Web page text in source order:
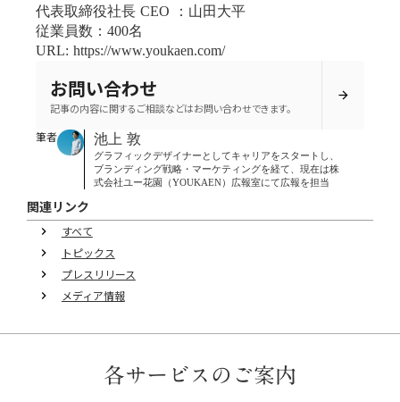
代表取締役社長 CEO ：山田大平
従業員数：400名
URL: https://www.youkaen.com/
お問い合わせ
記事の内容に関するご相談などはお問い合わせできます。
arrow_forward
筆者 池上 敦
グラフィックデザイナーとしてキャリアをスタートし、
ブランディング戦略・マーケティングを経て、現在は株
式会社ユー花園（YOUKAEN）広報室にて広報を担当
関連リンク
keyboard_arrow_right すべて
keyboard_arrow_right トピックス
keyboard_arrow_right プレスリリース
keyboard_arrow_right メディア情報
各サービスのご案内